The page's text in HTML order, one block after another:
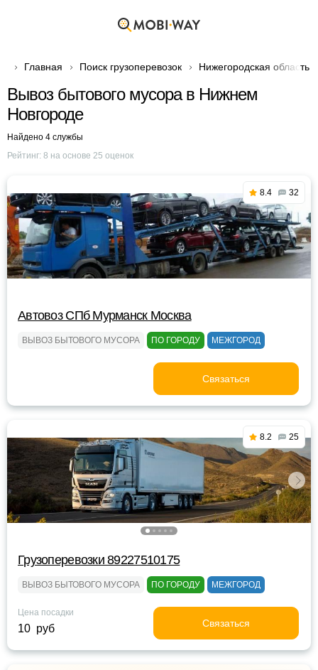
Главная Поиск грузоперевозок Нижегородская область
Вывоз бытового мусора в Нижнем
Новгороде
Найдено 4 службы
Рейтинг: 8 на основе 25 оценок
8.4 32
Автовоз СПб Мурманск Москва
ВЫВОЗ БЫТОВОГО МУСОРА ПО ГОРОДУ МЕЖГОРОД
Связаться
8.2 25
Грузоперевозки 89227510175
ВЫВОЗ БЫТОВОГО МУСОРА ПО ГОРОДУ МЕЖГОРОД
Цена посадки
10 руб Связаться